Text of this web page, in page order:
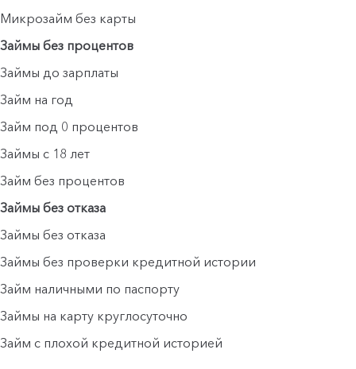
Микрозайм без карты
Займы без процентов
Займы до зарплаты
Займ на год
Займ под 0 процентов
Займы с 18 лет
Займ без процентов
Займы без отказа
Займы без отказа
Займы без проверки кредитной истории
Займ наличными по паспорту
Займы на карту круглосуточно
Займ с плохой кредитной историей